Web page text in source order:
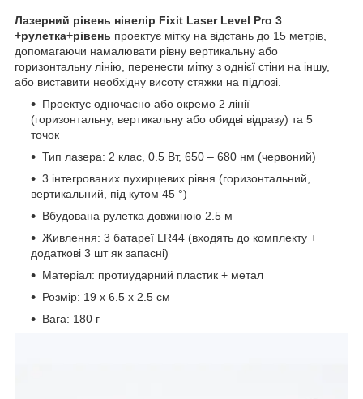
Лазерний рівень нівелір Fixit Laser Level Pro 3
+рулетка+рівень проектує мітку на відстань до 15 метрів,
допомагаючи намалювати рівну вертикальну або
горизонтальну лінію, перенести мітку з однієї стіни на іншу,
або виставити необхідну висоту стяжки на підлозі.
Проектує одночасно або окремо 2 лінії
(горизонтальну, вертикальну або обидві відразу) та 5
точок
Тип лазера: 2 клас, 0.5 Вт, 650 – 680 нм (червоний)
3 інтегрованих пухирцевих рівня (горизонтальний,
вертикальний, під кутом 45 °)
Вбудована рулетка довжиною 2.5 м
Живлення: 3 батареї LR44 (входять до комплекту +
додаткові 3 шт як запасні)
Матеріал: протиударний пластик + метал
Розмір: 19 x 6.5 x 2.5 см
Вага: 180 г